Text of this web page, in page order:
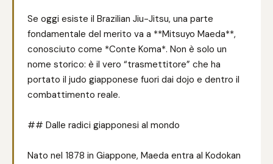
Se oggi esiste il Brazilian Jiu-Jitsu, una parte
fondamentale del merito va a **Mitsuyo Maeda**,
conosciuto come *Conte Koma*. Non è solo un
nome storico: è il vero “trasmettitore” che ha
portato il judo giapponese fuori dai dojo e dentro il
combattimento reale.
## Dalle radici giapponesi al mondo
Nato nel 1878 in Giappone, Maeda entra al Kodokan